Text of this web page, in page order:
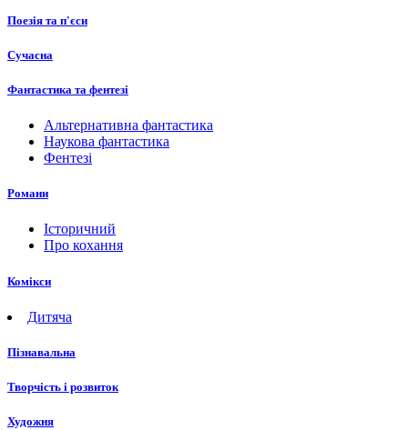
Поезія та п'єси
Сучасна
Фантастика та фентезі
Альтернативна фантастика
Наукова фантастика
Фентезі
Романи
Історичний
Про кохання
Комікси
Дитяча
Пізнавальна
Творчість і розвиток
Художня